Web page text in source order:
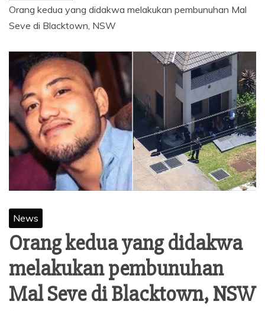
Orang kedua yang didakwa melakukan pembunuhan Mal
Seve di Blacktown, NSW
News
Orang kedua yang didakwa
melakukan pembunuhan
Mal Seve di Blacktown, NSW